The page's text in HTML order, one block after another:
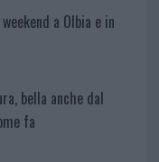
a Olbia e in
bella anche dal
fa